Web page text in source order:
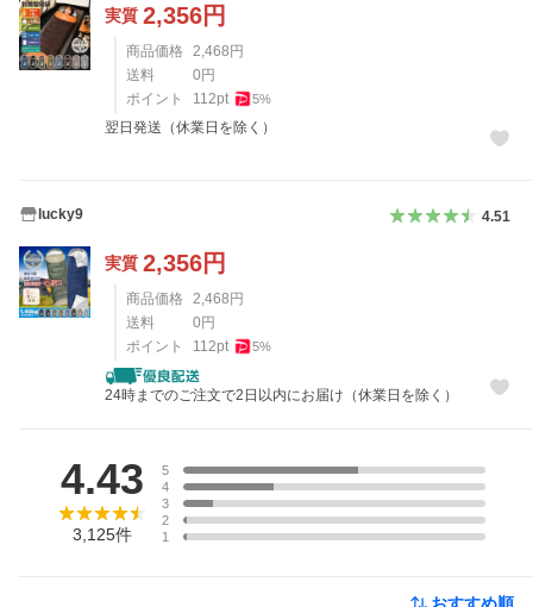
実質 2,356円
商品価格 2,468円
送料
0円
ポイント
112pt 5%
翌日発送（休業日を除く）
lucky9 4.51
実質 2,356円
商品価格 2,468円
送料
0円
ポイント
112pt 5%
24時までのご注文で2日以内にお届け（休業日を除く）
4.43
3,125件
5
4
3
2
1